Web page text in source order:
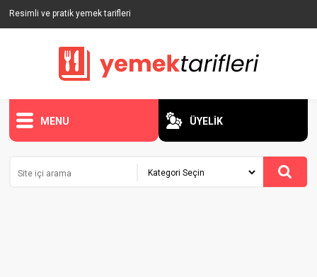
Resimli ve pratik yemek tarifleri
MENU ÜYELİK